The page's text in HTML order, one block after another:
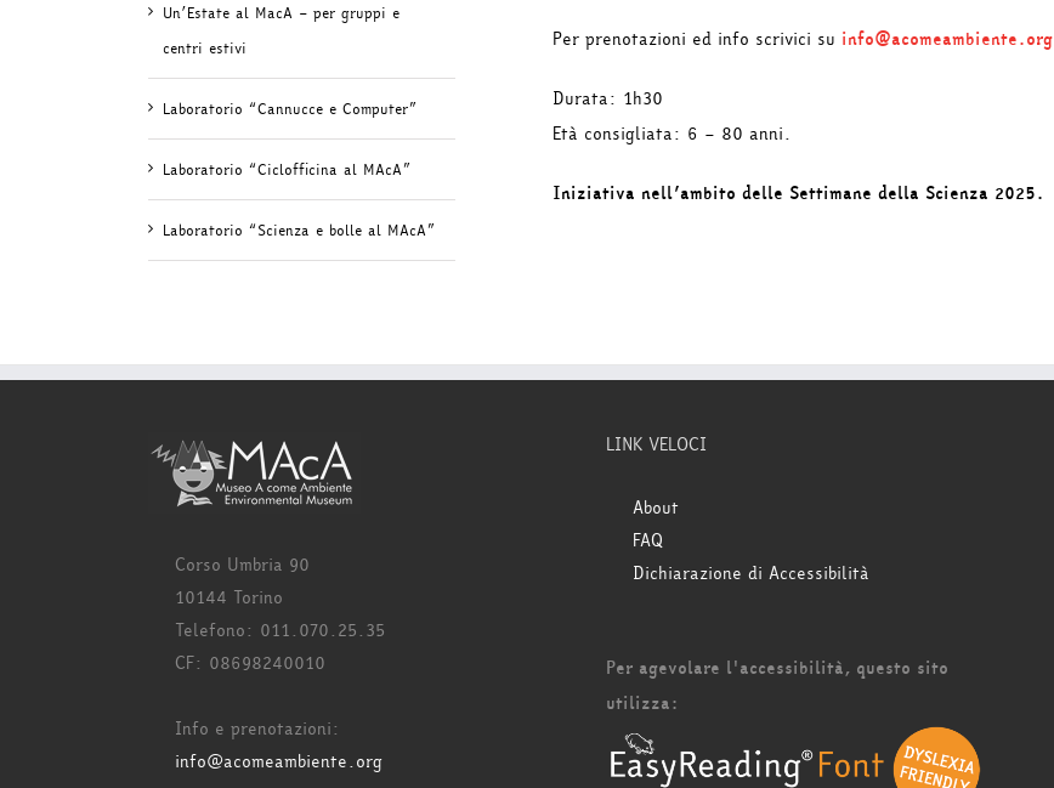
Per prenotazioni ed info scrivici su info@acomeambiente.org
Durata: 1h30
Età consigliata: 6 – 80 anni.
Iniziativa nell’ambito delle Settimane della Scienza 2025.
Un’Estate al MacA – per gruppi e
centri estivi
Laboratorio “Cannucce e Computer”
Laboratorio “Ciclofficina al MAcA”
Laboratorio “Scienza e bolle al MAcA”
Corso Umbria 90
10144 Torino
Telefono: 011.070.25.35
CF: 08698240010
Info e prenotazioni:
info@acomeambiente.org
LINK VELOCI
About
FAQ
Dichiarazione di Accessibilità
Per agevolare l'accessibilità, questo sito
utilizza: